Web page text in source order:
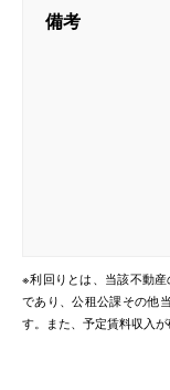
備考
※利回りとは、当該不動
であり、公租公課その他
す。また、予定賃料収入